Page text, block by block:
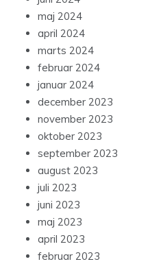
maj 2024
april 2024
marts 2024
februar 2024
januar 2024
december 2023
november 2023
oktober 2023
september 2023
august 2023
juli 2023
juni 2023
maj 2023
april 2023
februar 2023